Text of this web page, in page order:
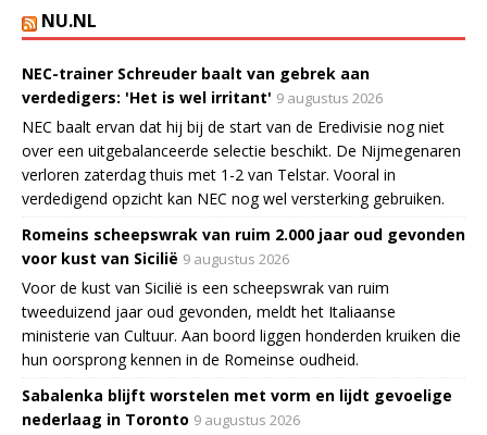
NU.NL
NEC-trainer Schreuder baalt van gebrek aan
verdedigers: 'Het is wel irritant' 9 augustus 2026
NEC baalt ervan dat hij bij de start van de Eredivisie nog niet
over een uitgebalanceerde selectie beschikt. De Nijmegenaren
verloren zaterdag thuis met 1-2 van Telstar. Vooral in
verdedigend opzicht kan NEC nog wel versterking gebruiken.
Romeins scheepswrak van ruim 2.000 jaar oud gevonden
voor kust van Sicilië 9 augustus 2026
Voor de kust van Sicilië is een scheepswrak van ruim
tweeduizend jaar oud gevonden, meldt het Italiaanse
ministerie van Cultuur. Aan boord liggen honderden kruiken die
hun oorsprong kennen in de Romeinse oudheid.
Sabalenka blijft worstelen met vorm en lijdt gevoelige
nederlaag in Toronto 9 augustus 2026